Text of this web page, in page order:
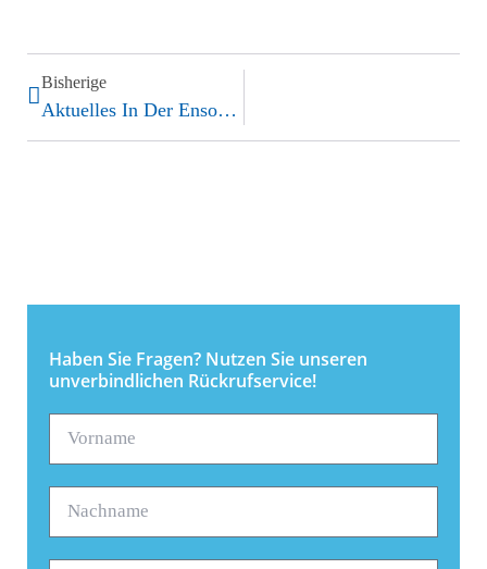
Bisherige
Aktuelles In Der Ensorgungsbranche
Haben Sie Fragen? Nutzen Sie unseren
unverbindlichen Rückrufservice!